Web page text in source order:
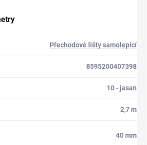
Přechodové lišty samolepící
8595200407398
10 - jasan
2,7 m
40 mm